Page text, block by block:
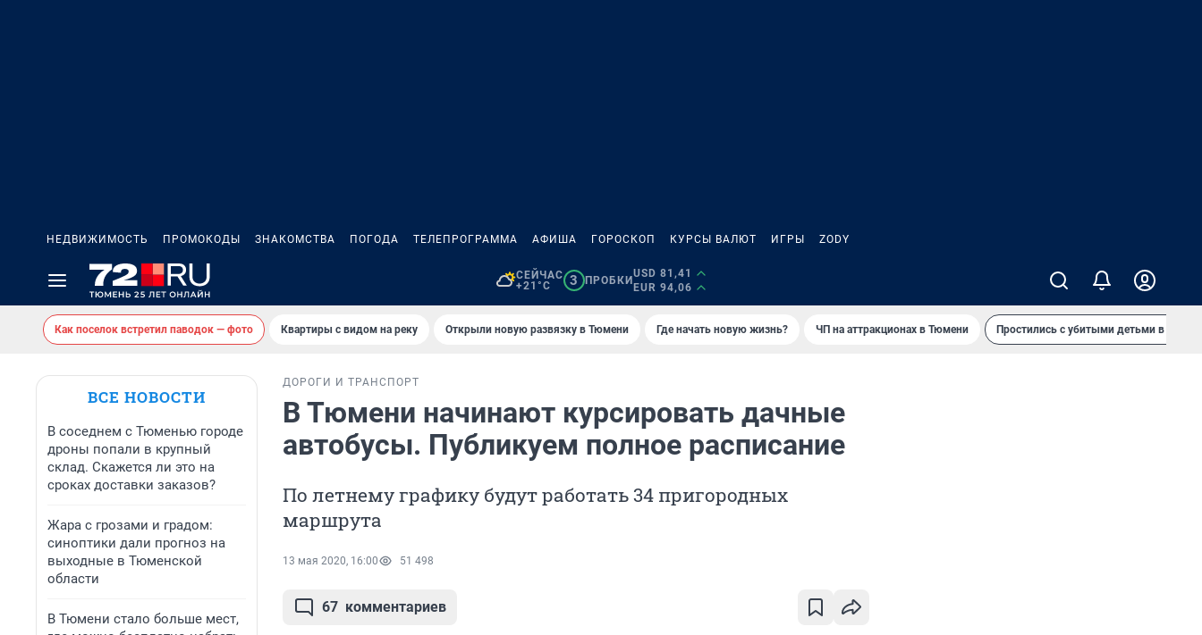
НЕДВИЖИМОСТЬ ПРОМОКОДЫ ЗНАКОМСТВА ПОГОДА ТЕЛЕПРОГРАММА АФИША ГОРОСКОП КУРСЫ ВАЛЮТ ИГРЫ ZODY
СЕЙЧАС
+21°C
3 ПРОБКИ
USD 81,41
EUR 94,06
Как поселок встретил паводок — фото Квартиры с видом на реку Открыли новую развязку в Тюмени Где начать новую жизнь? ЧП на аттракционах в Тюмени Простились с убитыми детьми в
ВСЕ НОВОСТИ
В соседнем с Тюменью городе
дроны попали в крупный
склад. Скажется ли это на
сроках доставки заказов?
Жара с грозами и градом:
синоптики дали прогноз на
выходные в Тюменской
области
В Тюмени стало больше мест,
ДОРОГИ И ТРАНСПОРТ
В Тюмени начинают курсировать дачные
автобусы. Публикуем полное расписание
По летнему графику будут работать 34 пригородных
маршрута
13 мая 2020, 16:00 51 498
67 комментариев